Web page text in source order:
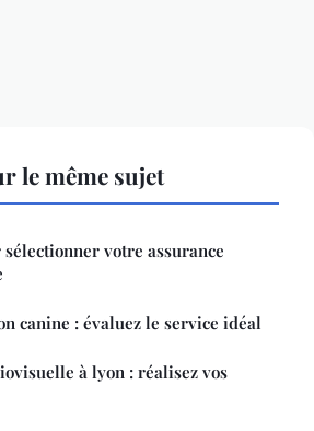
le même sujet
sélectionner votre assurance
canine : évaluez le service idéal
à lyon : réalisez vos